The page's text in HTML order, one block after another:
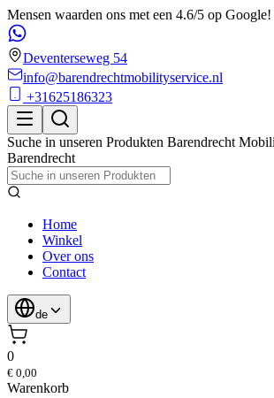
Mensen waarden ons met een 4.6/5 op Google!
Deventerseweg 54
info@barendrechtmobilityservice.nl
+31625186323
Suche in unseren Produkten Barendrecht
Barendrecht
Home
Winkel
Over ons
Contact
de
0
€ 0,00
Warenkorb